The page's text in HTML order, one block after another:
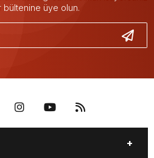
bültenine üye olun.